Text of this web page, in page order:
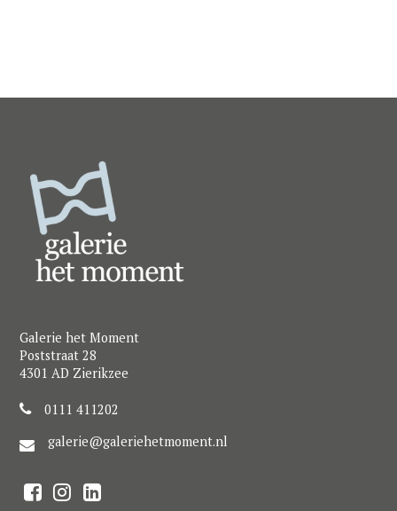
Galerie het Moment
Poststraat 28
4301 AD Zierikzee
0111 411202
galerie@galeriehetmoment.nl
F
a
L
i